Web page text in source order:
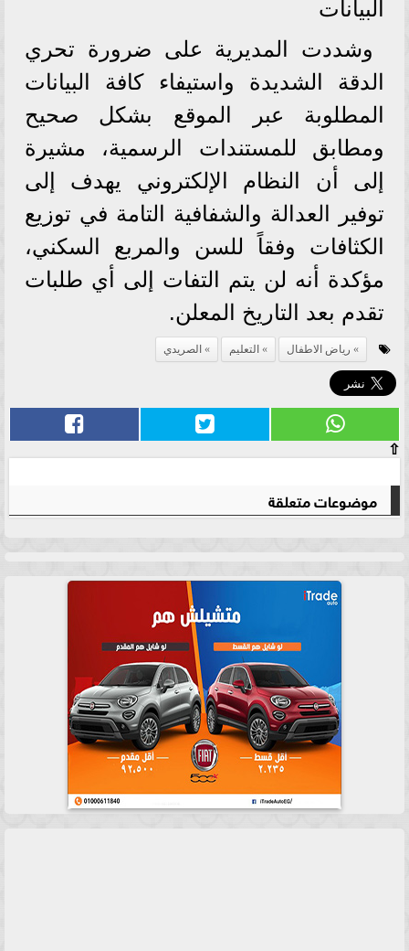
البيانات
​وشددت المديرية على ضرورة تحري
الدقة الشديدة واستيفاء كافة البيانات
المطلوبة عبر الموقع بشكل صحيح
ومطابق للمستندات الرسمية، مشيرة
إلى أن النظام الإلكتروني يهدف إلى
توفير العدالة والشفافية التامة في توزيع
الكثافات وفقاً للسن والمربع السكني،
مؤكدة أنه لن يتم التفات إلى أي طلبات
تقدم بعد التاريخ المعلن.
رياض الاطفال التعليم الصريدي
⇧
موضوعات متعلقة